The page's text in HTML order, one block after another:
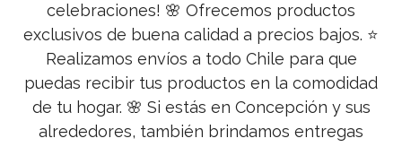
celebraciones! 🌸 Ofrecemos productos
exclusivos de buena calidad a precios bajos. ⭐
Realizamos envíos a todo Chile para que
puedas recibir tus productos en la comodidad
de tu hogar. 🌸 Si estás en Concepción y sus
alrededores, también brindamos entregas